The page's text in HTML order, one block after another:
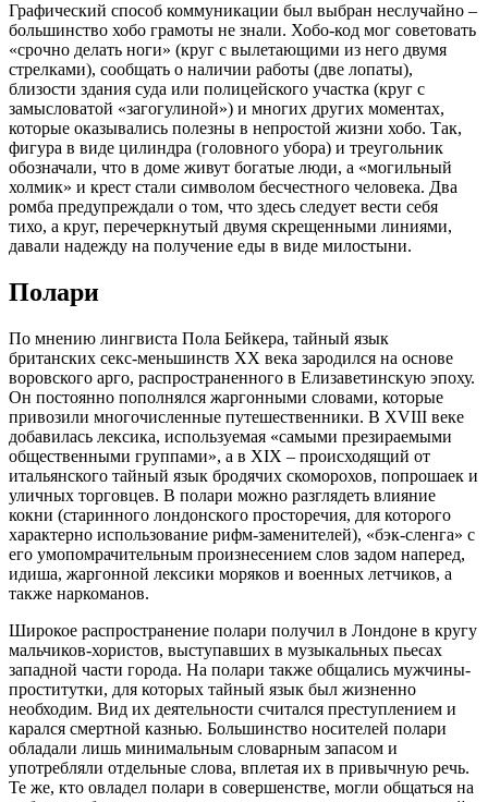
Графический способ коммуникации был выбран неслучайно –
большинство хобо грамоты не знали. Хобо-код мог советовать
«срочно делать ноги» (круг с вылетающими из него двумя
стрелками), сообщать о наличии работы (две лопаты),
близости здания суда или полицейского участка (круг с
замысловатой «загогулиной») и многих других моментах,
которые оказывались полезны в непростой жизни хобо. Так,
фигура в виде цилиндра (головного убора) и треугольник
обозначали, что в доме живут богатые люди, а «могильный
холмик» и крест стали символом бесчестного человека. Два
ромба предупреждали о том, что здесь следует вести себя
тихо, а круг, перечеркнутый двумя скрещенными линиями,
давали надежду на получение еды в виде милостыни.
Полари
По мнению лингвиста Пола Бейкера, тайный язык
британских секс-меньшинств XX века зародился на основе
воровского арго, распространенного в Елизаветинскую эпоху.
Он постоянно пополнялся жаргонными словами, которые
привозили многочисленные путешественники. В XVIII веке
добавилась лексика, используемая «самыми презираемыми
общественными группами», а в XIX – происходящий от
итальянского тайный язык бродячих скоморохов, попрошаек и
уличных торговцев. В полари можно разглядеть влияние
кокни (старинного лондонского просторечия, для которого
характерно использование рифм-заменителей), «бэк-сленга» с
его умопомрачительным произнесением слов задом наперед,
идиша, жаргонной лексики моряков и военных летчиков, а
также наркоманов.
Широкое распространение полари получил в Лондоне в кругу
мальчиков-хористов, выступавших в музыкальных пьесах
западной части города. На полари также общались мужчины-
проститутки, для которых тайный язык был жизненно
необходим. Вид их деятельности считался преступлением и
карался смертной казнью. Большинство носителей полари
обладали лишь минимальным словарным запасом и
употребляли отдельные слова, вплетая их в привычную речь.
Те же, кто овладел полари в совершенстве, могли общаться на